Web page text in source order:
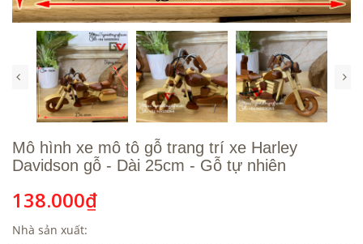
Mô hình xe mô tô gỗ trang trí xe Harley
Davidson gỗ - Dài 25cm - Gỗ tự nhiên
138.000₫
Nhà sản xuất: